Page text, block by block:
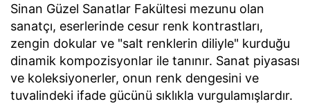
Sinan Güzel Sanatlar Fakültesi mezunu olan
sanatçı, eserlerinde cesur renk kontrastları,
zengin dokular ve "salt renklerin diliyle" kurduğu
dinamik kompozisyonlar ile tanınır. Sanat piyasası
ve koleksiyonerler, onun renk dengesini ve
tuvalindeki ifade gücünü sıklıkla vurgulamışlardır.